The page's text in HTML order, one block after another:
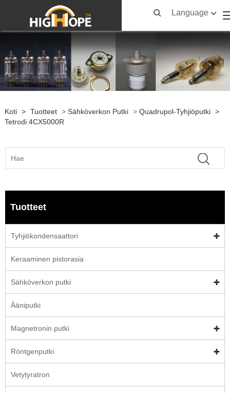
Language
Koti > Tuotteet > Sähköverkon Putki > Quadrupol-Tyhjiöputki >
Tetrodi 4CX5000R
Tuotteet
Tyhjiökondensaattori
Keraaminen pistorasia
Sähköverkon putki
Ääniputki
Magnetronin putki
Röntgenputki
Vetytyratron